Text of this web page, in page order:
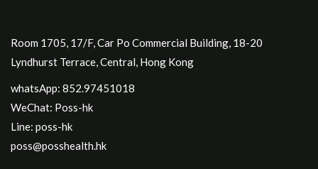
Room 1705, 17/F, Car Po Commercial Building, 18-20
Lyndhurst Terrace, Central, Hong Kong
whatsApp: 852.97451018
WeChat: Poss-hk
Line: poss-hk
poss@posshealth.hk